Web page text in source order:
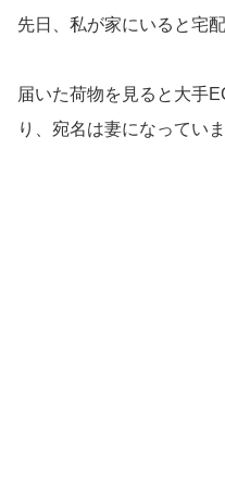
先日、私が家にいると宅
届いた荷物を見ると大手
り、宛名は妻になっていま